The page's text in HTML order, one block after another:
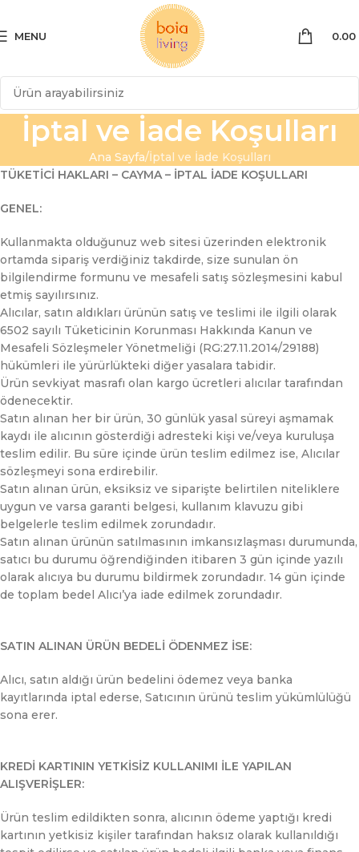
MENU 0.00
İptal ve İade Koşulları
Ana Sayfa İptal ve İade Koşulları
TÜKETİCİ HAKLARI – CAYMA – İPTAL İADE KOŞULLARI
GENEL:
Kullanmakta olduğunuz web sitesi üzerinden elektronik
ortamda sipariş verdiğiniz takdirde, size sunulan ön
bilgilendirme formunu ve mesafeli satış sözleşmesini kabul
etmiş sayılırsınız.
Alıcılar, satın aldıkları ürünün satış ve teslimi ile ilgili olarak
6502 sayılı Tüketicinin Korunması Hakkında Kanun ve
Mesafeli Sözleşmeler Yönetmeliği (RG:27.11.2014/29188)
hükümleri ile yürürlükteki diğer yasalara tabidir.
Ürün sevkiyat masrafı olan kargo ücretleri alıcılar tarafından
ödenecektir.
Satın alınan her bir ürün, 30 günlük yasal süreyi aşmamak
kaydı ile alıcının gösterdiği adresteki kişi ve/veya kuruluşa
teslim edilir. Bu süre içinde ürün teslim edilmez ise, Alıcılar
sözleşmeyi sona erdirebilir.
Satın alınan ürün, eksiksiz ve siparişte belirtilen niteliklere
uygun ve varsa garanti belgesi, kullanım klavuzu gibi
belgelerle teslim edilmek zorundadır.
Satın alınan ürünün satılmasının imkansızlaşması durumunda,
satıcı bu durumu öğrendiğinden itibaren 3 gün içinde yazılı
olarak alıcıya bu durumu bildirmek zorundadır. 14 gün içinde
de toplam bedel Alıcı’ya iade edilmek zorundadır.
SATIN ALINAN ÜRÜN BEDELİ ÖDENMEZ İSE:
Alıcı, satın aldığı ürün bedelini ödemez veya banka
kayıtlarında iptal ederse, Satıcının ürünü teslim yükümlülüğü
sona erer.
KREDİ KARTININ YETKİSİZ KULLANIMI İLE YAPILAN
ALIŞVERİŞLER:
Ürün teslim edildikten sonra, alıcının ödeme yaptığı kredi
kartının yetkisiz kişiler tarafından haksız olarak kullanıldığı